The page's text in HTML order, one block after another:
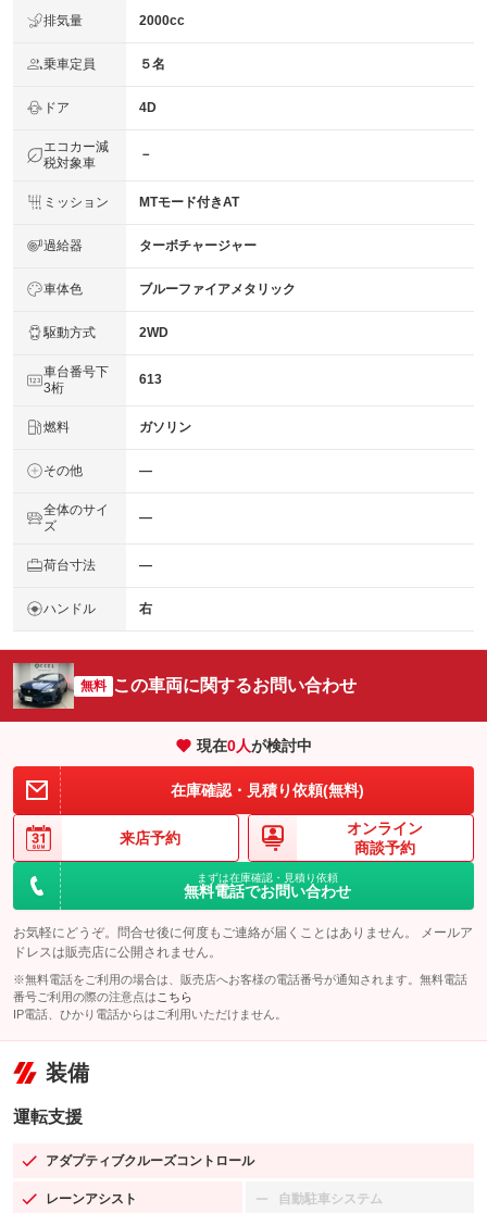
排気量 2000cc
乗車定員 ５名
ドア 4D
エコカー減
税対象車
－
ミッション MTモード付きAT
過給器 ターボチャージャー
車体色 ブルーファイアメタリック
駆動方式 2WD
車台番号下
3桁
613
燃料 ガソリン
その他 ―
全体のサイ
ズ
―
荷台寸法 ―
ハンドル 右
無料 この車両に関するお問い合わせ
現在0人が検討中
在庫確認・見積り依頼(無料)
来店予約
オンライン
商談予約
まずは在庫確認・見積り依頼
無料電話でお問い合わせ
お気軽にどうぞ。問合せ後に何度もご連絡が届くことはありません。 メールア
ドレスは販売店に公開されません。
※無料電話をご利用の場合は、販売店へお客様の電話番号が通知されます。無料電話
番号ご利用の際の注意点は こちら
IP電話、ひかり電話からはご利用いただけません。
装備
運転支援
アダプティブクルーズコントロール
：装備あり
レーンアシスト
：装備あり 自動駐車システム
：装備なし